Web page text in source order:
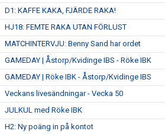
D1: KAFFE KAKA, FJÄRDE RAKA!
HJ18: FEMTE RAKA UTAN FÖRLUST
MATCHINTERVJU: Benny Sand har ordet
GAMEDAY | Åstorp/Kvidinge IBS - Röke IBK
GAMEDAY | Röke IBK - Åstorp/Kvidinge IBS
Veckans livesändningar - Vecka 50
JULKUL med Röke IBK
H2: Ny poäng in på kontot